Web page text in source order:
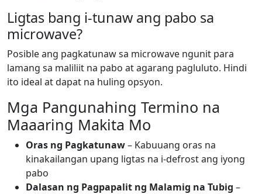
Ligtas bang i-tunaw ang pabo sa
microwave?
Posible ang pagkatunaw sa microwave ngunit para
lamang sa maliliit na pabo at agarang pagluluto. Hindi
ito ideal at dapat na huling opsyon.
Mga Pangunahing Termino na
Maaaring Makita Mo
Oras ng Pagkatunaw– Kabuuang oras na
kinakailangan upang ligtas na i-defrost ang iyong
pabo
Dalasan ng Pagpapalit ng Malamig na Tubig –